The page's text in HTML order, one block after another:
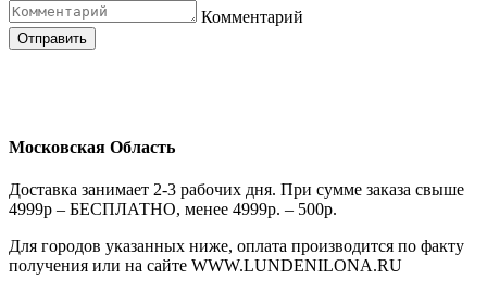
Комментарий
Отправить
Московская Область
Доставка занимает 2-3 рабочих дня. При сумме заказа свыше
4999р – БЕСПЛАТНО, менее 4999р. – 500р.
Для городов указанных ниже, оплата производится по факту
получения или на сайте WWW.LUNDENILONA.RU